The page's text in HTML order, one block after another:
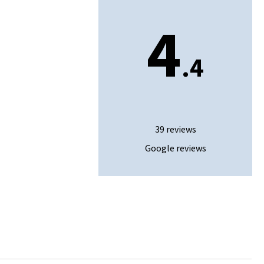
4.4
39 reviews
Google reviews